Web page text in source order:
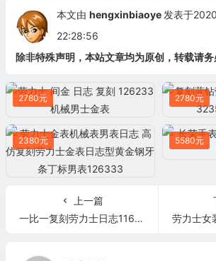
本文由 hengxinbiaoye 发表于
22:28:56
除非特殊声明，本站文章均为原创，转载请
2780元 2780元
2380元 5580元
上一篇
一比一复刻劳力士日志116231-0057机械女表 钻石刻度 gm厂劳力士日志系列
劳力士女装蚝式